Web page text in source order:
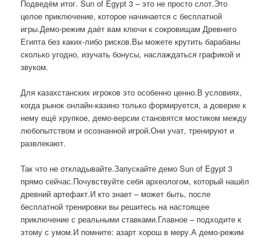
Подведём итог. Sun of Egypt 3 – это не просто слот.Это
целое приключение, которое начинается с бесплатной
игры.Демо-режим даёт вам ключи к сокровищам Древнего
Египта без каких-либо рисков.Вы можете крутить барабаны
сколько угодно, изучать бонусы, наслаждаться графикой и
звуком.
Для казахстанских игроков это особенно ценно.В условиях,
когда рынок онлайн-казино только формируется, а доверие к
нему ещё хрупкое, демо-версии становятся мостиком между
любопытством и осознанной игрой.Они учат, тренируют и
развлекают.
Так что не откладывайте.Запускайте демо Sun of Egypt 3
прямо сейчас.Почувствуйте себя археологом, который нашёл
древний артефакт.И кто знает – может быть, после
бесплатной тренировки вы решитесь на настоящее
приключение с реальными ставками.Главное – подходите к
этому с умом.И помните: азарт хорош в меру.А демо-режим